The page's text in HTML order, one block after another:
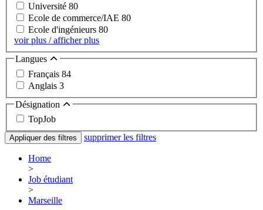
Université 80
Ecole de commerce/IAE 80
Ecole d'ingénieurs 80
voir plus / afficher plus
Langues
Français 84
Anglais 3
Désignation
TopJob
Appliquer des filtres supprimer les filtres
Home
>
Job étudiant
>
Marseille